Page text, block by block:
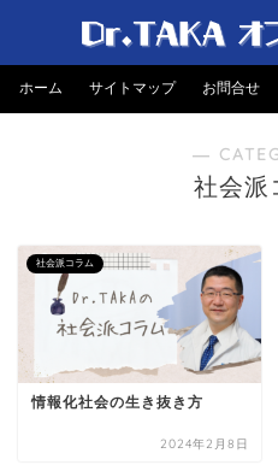
ホーム サイトマップ お問合せ
―
社会派
社会派コラム
情報化社会の生き抜き方
2024年2月8日